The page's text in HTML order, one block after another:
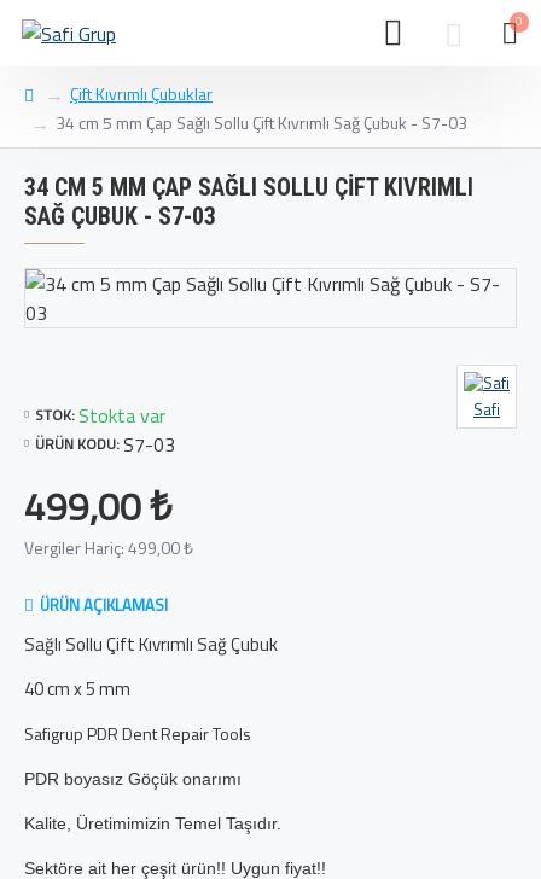
0
Çift Kıvrımlı Çubuklar
34 cm 5 mm Çap Sağlı Sollu Çift Kıvrımlı Sağ Çubuk - S7-03
34 CM 5 MM ÇAP SAĞLI SOLLU ÇIFT KIVRIMLI
SAĞ ÇUBUK - S7-03
STOK:Stokta var
ÜRÜN KODU:S7-03
Safi
499,00 ₺
Vergiler Hariç: 499,00 ₺
ÜRÜN AÇIKLAMASI
Sağlı Sollu Çift Kıvrımlı Sağ Çubuk
40 cm x 5 mm
Safigrup PDR Dent Repair Tools
PDR boyasız Göçük onarımı
Kalite, Üretimimizin Temel Taşıdır.
Sektöre ait her çeşit ürün!! Uygun fiyat!!